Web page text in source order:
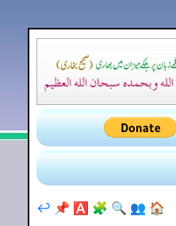
🏠
👥
🔍
🧩
🅰️
📌
↩️